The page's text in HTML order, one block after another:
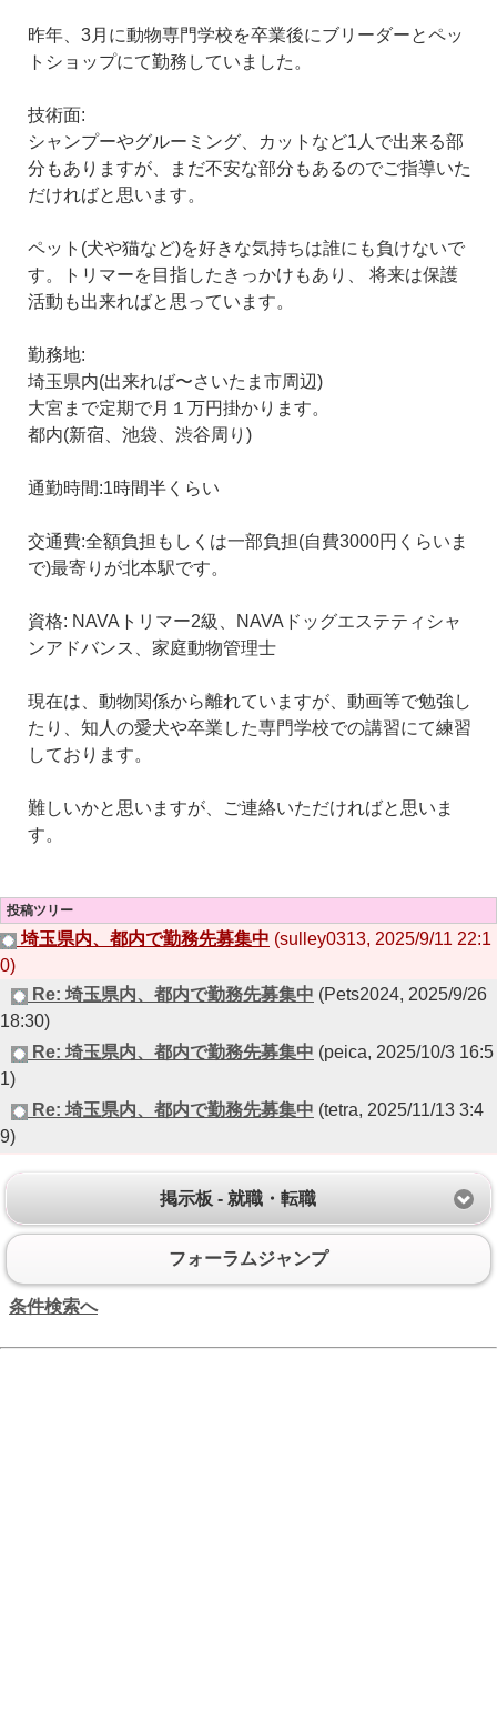
昨年、3月に動物専門学校を卒業後にブリーダーとペッ
トショップにて勤務していました。
技術面:
シャンプーやグルーミング、カットなど1人で出来る部
分もありますが、まだ不安な部分もあるのでご指導いた
だければと思います。
ペット(犬や猫など)を好きな気持ちは誰にも負けないで
す。トリマーを目指したきっかけもあり、 将来は保護
活動も出来ればと思っています。
勤務地:
埼玉県内(出来れば〜さいたま市周辺)
大宮まで定期で月１万円掛かります。
都内(新宿、池袋、渋谷周り)
通勤時間:1時間半くらい
交通費:全額負担もしくは一部負担(自費3000円くらいま
で)最寄りが北本駅です。
資格: NAVAトリマー2級、NAVAドッグエステティシャ
ンアドバンス、家庭動物管理士
現在は、動物関係から離れていますが、動画等で勉強し
たり、知人の愛犬や卒業した専門学校での講習にて練習
しております。
難しいかと思いますが、ご連絡いただければと思いま
す。
投稿ツリー
埼玉県内、都内で勤務先募集中 (sulley0313, 2025/9/11 22:1
0)
Re: 埼玉県内、都内で勤務先募集中 (Pets2024, 2025/9/26
18:30)
Re: 埼玉県内、都内で勤務先募集中 (peica, 2025/10/3 16:5
1)
Re: 埼玉県内、都内で勤務先募集中 (tetra, 2025/11/13 3:4
9)
掲示板 - 就職・転職
フォーラムジャンプ
条件検索へ